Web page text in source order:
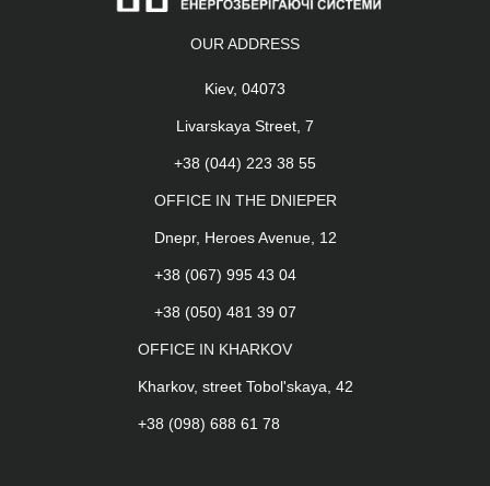
OUR ADDRESS
Kiev, 04073
Livarskaya Street, 7
+38 (044) 223 38 55
OFFICE IN THE DNIEPER
Dnepr, Heroes Avenue, 12
+38 (067) 995 43 04
+38 (050) 481 39 07
OFFICE IN KHARKOV
Kharkov, street Tobol'skaya, 42
+38 (098) 688 61 78